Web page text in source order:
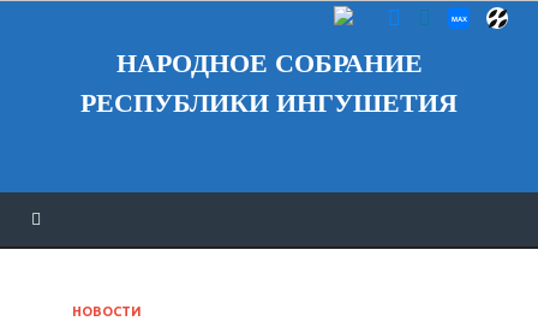
НАРОДНОЕ СОБРАНИЕ
РЕСПУБЛИКИ ИНГУШЕТИЯ
НОВОСТИ